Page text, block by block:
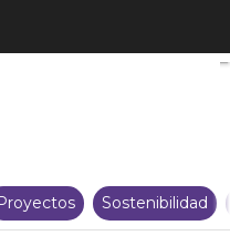
del Canal TIC en
Sostenibilidad